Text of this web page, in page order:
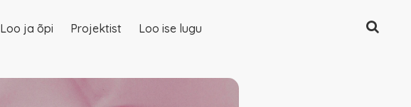
Loo ja õpi Projektist Loo ise lugu
Otsing